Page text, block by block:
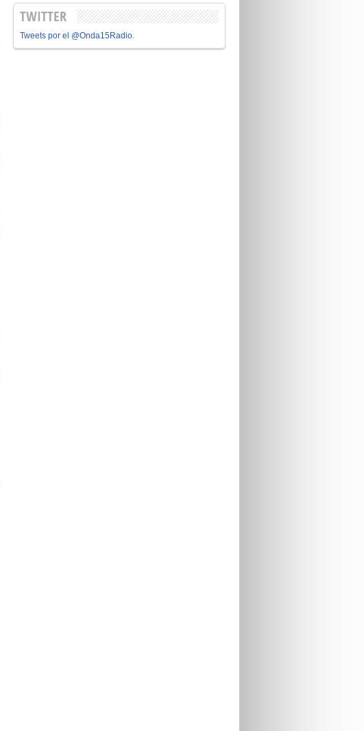
TWITTER
Tweets por el @Onda15Radio.